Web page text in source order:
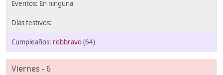
robbravo(64)
Viernes - 6